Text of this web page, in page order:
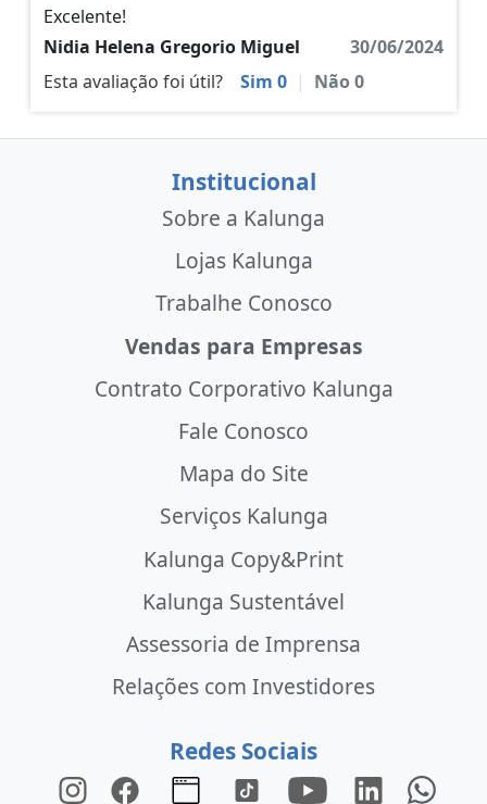
Excelente!
Nidia Helena Gregorio Miguel
30/06/2024
Esta avaliação foi útil?
Sim 0 | Não0
Institucional
Sobre a Kalunga
Lojas Kalunga
Trabalhe Conosco
Vendas para Empresas
Contrato Corporativo Kalunga
Fale Conosco
Mapa do Site
Serviços Kalunga
Kalunga Copy&Print
Kalunga Sustentável
Assessoria de Imprensa
Relações com Investidores
Redes Sociais